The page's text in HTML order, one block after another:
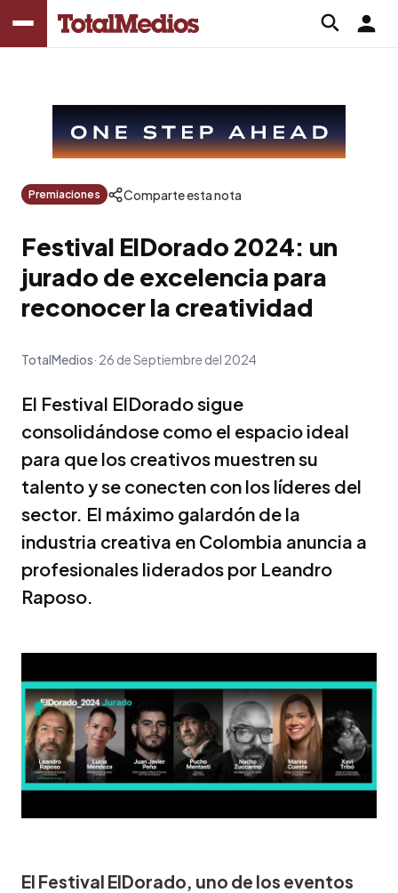
Premiaciones Comparte esta nota
Festival ElDorado 2024: un
jurado de excelencia para
reconocer la creatividad
TotalMedios 26 de Septiembre del 2024
El Festival ElDorado sigue
consolidándose como el espacio ideal
para que los creativos muestren su
talento y se conecten con los líderes del
sector. El máximo galardón de la
industria creativa en Colombia anuncia a
profesionales liderados por Leandro
Raposo.
El Festival ElDorado, uno de los eventos